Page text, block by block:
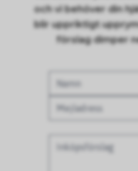
och vi behöver din
blir uppriktigt
förslag dimper